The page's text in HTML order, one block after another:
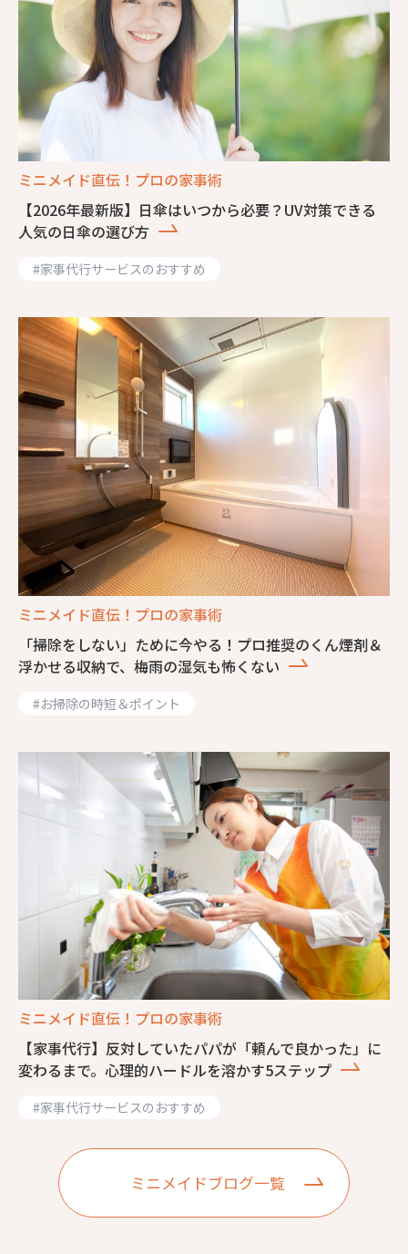
ミニメイド直伝！プロの家事術
【2026年最新版】日傘はいつから必要？UV対策できる
人気の日傘の選び方
#家事代行サービスのおすすめ
ミニメイド直伝！プロの家事術
「掃除をしない」ために今やる！プロ推奨のくん煙剤＆
浮かせる収納で、梅雨の湿気も怖くない
#お掃除の時短＆ポイント
ミニメイド直伝！プロの家事術
【家事代行】反対していたパパが「頼んで良かった」に
変わるまで。心理的ハードルを溶かす5ステップ
#家事代行サービスのおすすめ
ミニメイドブログ一覧